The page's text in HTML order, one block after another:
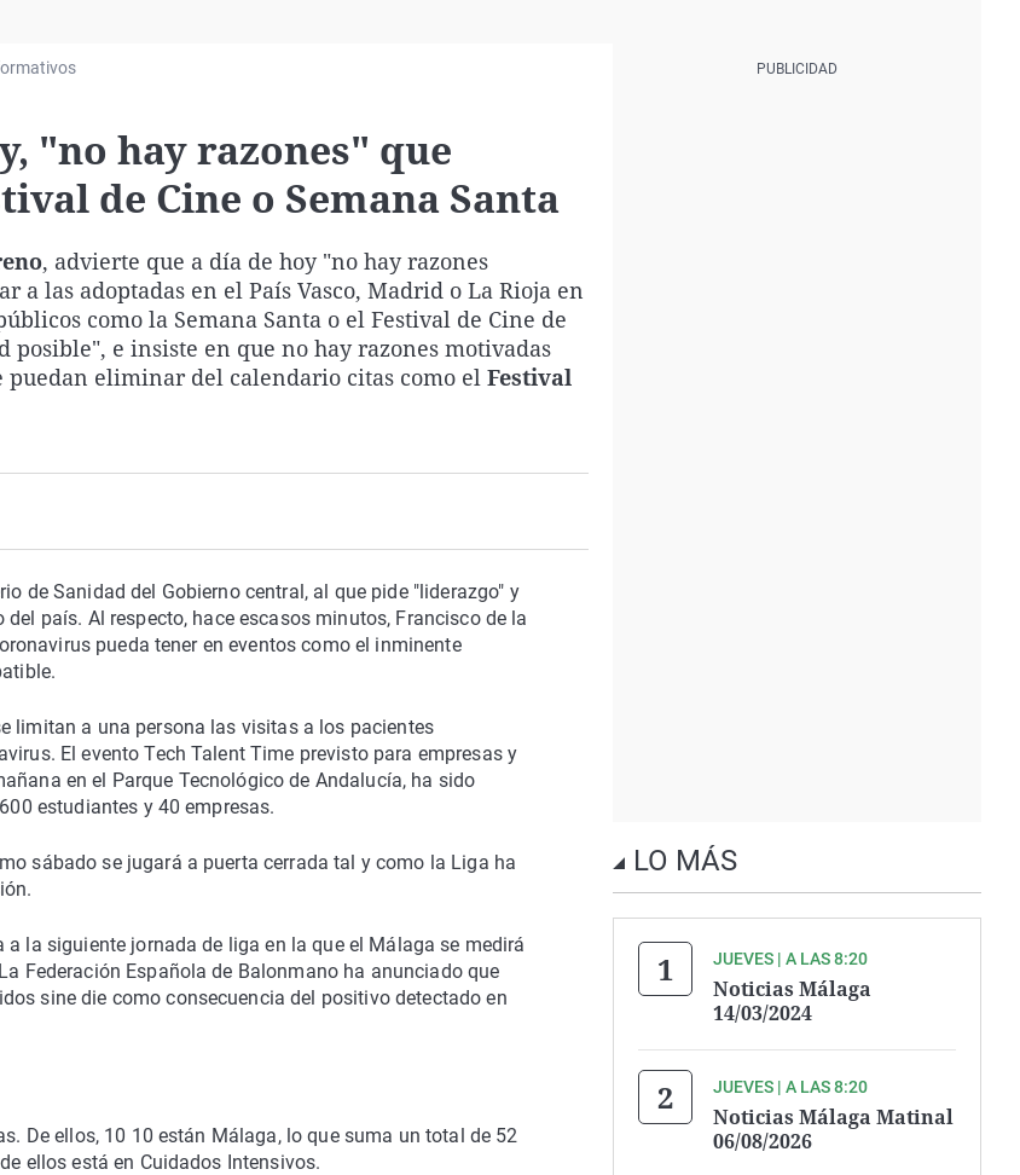
"no hay razones" que
de Cine o Semana Santa
, advierte que a día de hoy "no hay razones
las adoptadas en el País Vasco, Madrid o La Rioja en
como la Semana Santa o el Festival de Cine de
e insiste en que no hay razones motivadas
eliminar del calendario citas como el Festival
de Sanidad del Gobierno central, al que pide "liderazgo" y
país. Al respecto, hace escasos minutos, Francisco de la
pueda tener en eventos como el inminente
limitan a una persona las visitas a los pacientes
El evento Tech Talent Time previsto para empresas y
en el Parque Tecnológico de Andalucía, ha sido
estudiantes y 40 empresas.
sábado se jugará a puerta cerrada tal y como la Liga ha
la siguiente jornada de liga en la que el Málaga se medirá
Federación Española de Balonmano ha anunciado que
sine die como consecuencia del positivo detectado en
De ellos, 10 10 están Málaga, lo que suma un total de 52
ellos está en Cuidados Intensivos.
LO MÁS
JUEVES | A LAS 8:20
Noticias Málaga
14/03/2024
JUEVES | A LAS 8:20
Noticias Málaga Matinal
06/08/2026